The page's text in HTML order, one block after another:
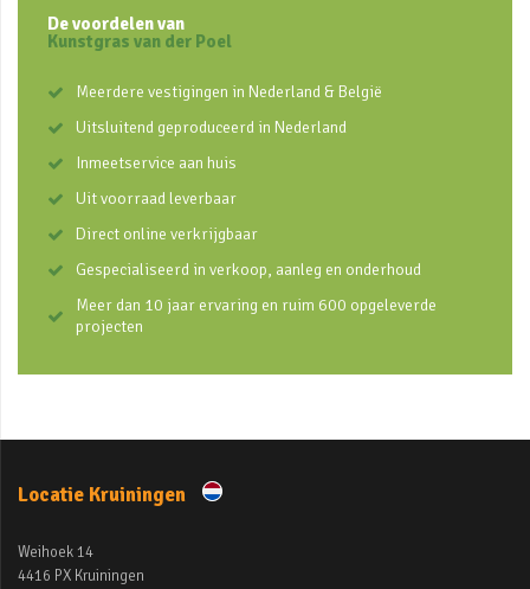
De voordelen van
Kunstgras van der Poel
Meerdere vestigingen in Nederland & België
Uitsluitend geproduceerd in Nederland
Inmeetservice aan huis
Uit voorraad leverbaar
Direct online verkrijgbaar
Gespecialiseerd in verkoop, aanleg en onderhoud
Meer dan 10 jaar ervaring en ruim 600 opgeleverde
projecten
Locatie Kruiningen
Weihoek 14
4416 PX Kruiningen